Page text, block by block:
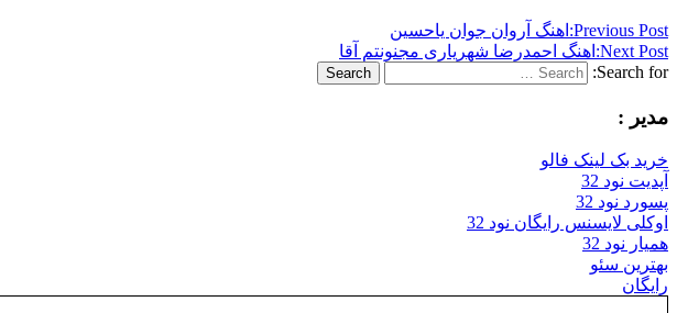
Previous Post: اهنگ آروان جوان یاحسین
Next Post: اهنگ احمدرضا شهریاری مجنونتم آقا
Search for:
Search
مدیر :
خرید بک لینک فالو
آپدیت نود 32
پسورد نود 32
اوکلی لایسنس رایگان نود 32
همیار نود 32
بهترین سئو
رایگان